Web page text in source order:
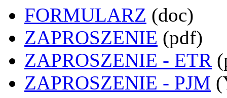
FORMULARZ (doc)
ZAPROSZENIE (pdf)
ZAPROSZENIE - ETR
ZAPROSZENIE - PJM